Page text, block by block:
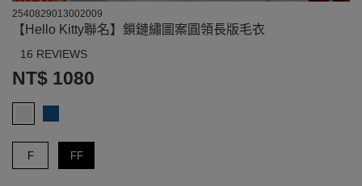
2540829013002009
【Hello Kitty聯名】鎖鏈繡圖案圓領長版毛衣
16 REVIEWS
NT$ 1080
F FF